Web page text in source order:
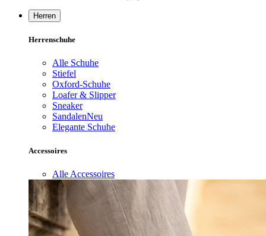
Herren
Herrenschuhe
Alle Schuhe
Stiefel
Oxford-Schuhe
Loafer & Slipper
Sneaker
SandalenNeu
Elegante Schuhe
Accessoires
Alle Accessoires